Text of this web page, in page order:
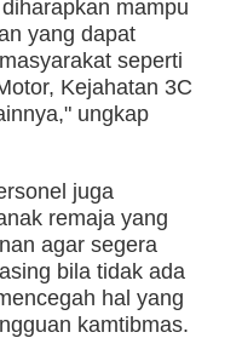
mampu
yang dapat
seperti
Kejahatan 3C
ungkap
juga
remaja yang
agar segera
bila tidak ada
hal yang
kamtibmas.